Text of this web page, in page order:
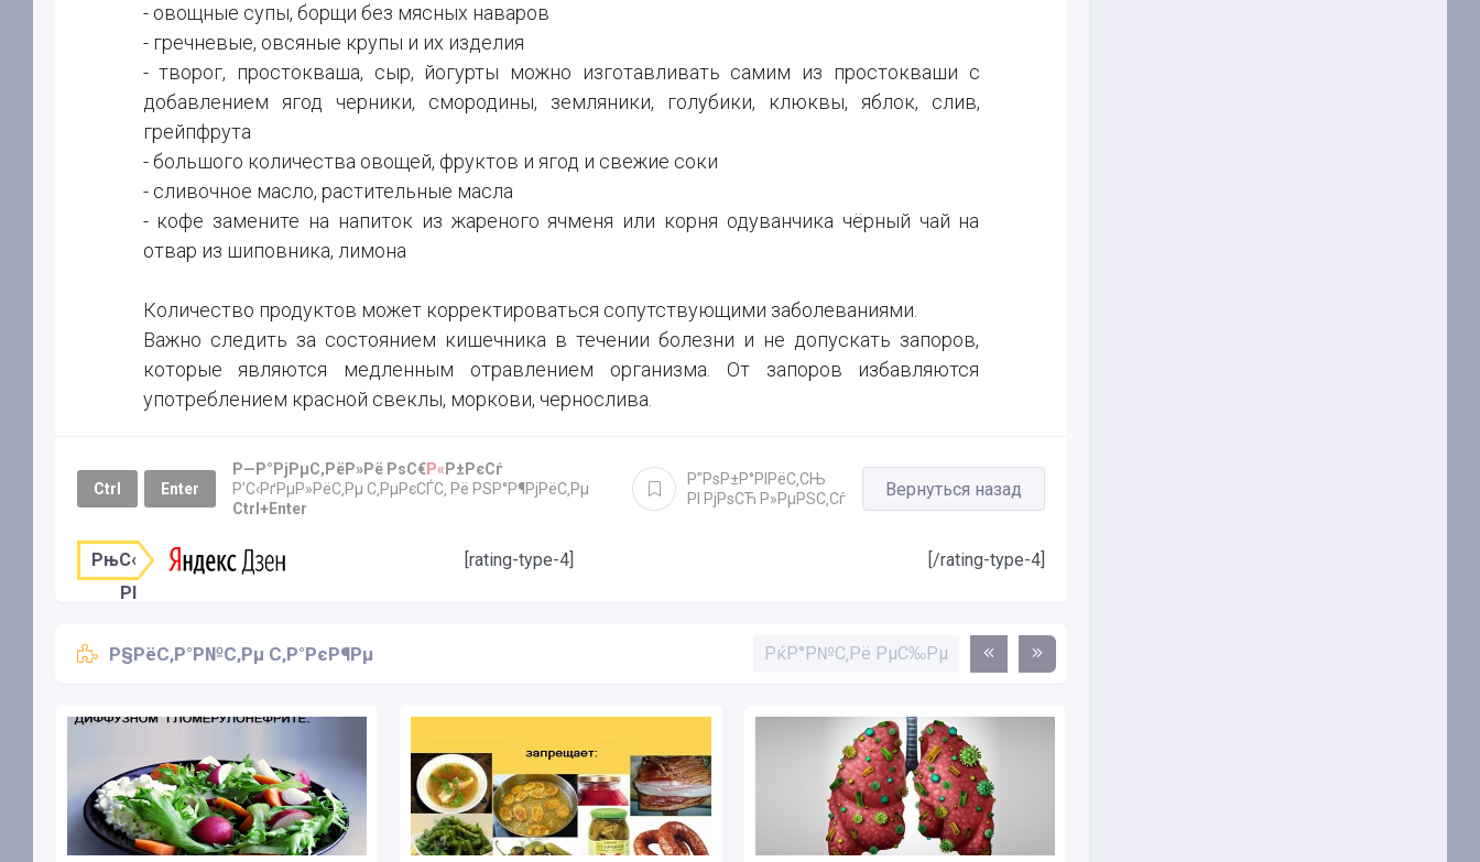
- овощные супы, борщи без мясных наваров
- гречневые, овсяные крупы и их изделия
- творог, простокваша, сыр, йогурты можно изготавливать самим из простокваши с
добавлением ягод черники, смородины, земляники, голубики, клюквы, яблок, слив,
грейпфрута
- большого количества овощей, фруктов и ягод и свежие соки
- сливочное масло, растительные масла
- кофе замените на напиток из жареного ячменя или корня одуванчика чёрный чай на
отвар из шиповника, лимона
Количество продуктов может корректироваться сопутствующими заболеваниями.
Важно следить за состоянием кишечника в течении болезни и не допускать запоров,
которые являются медленным отравлением организма. От запоров избавляются
употреблением красной свеклы, моркови, чернослива.
Ctrl Enter
Р—Р°РјРµС‚РёР»Рё РѕС€Р« Р±РєСѓ
Р’С‹РґРµР»РёС‚Рµ С‚РµРєСЃС‚ Рё РЅР°Р¶РјРёС‚Рµ
Ctrl+Enter
Р”РѕР±Р°РІРёС‚СЊ
РІ РјРѕСЋ Р»РµРЅС‚Сѓ
Вернуться назад
РњС‹
РІ
[rating-type-4] [/rating-type-4]
Р§РёС‚Р°Р№С‚Рµ С‚Р°РєР¶Рµ РќР°Р№С‚Рё РµС‰Рµ